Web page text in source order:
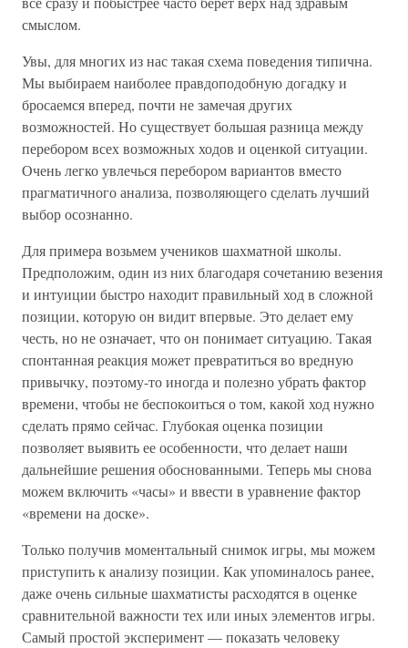
смыслом.
Увы, для многих из нас такая схема поведения типична.
Мы выбираем наиболее правдоподобную догадку и
бросаемся вперед, почти не замечая других
возможностей. Но существует большая разница между
перебором всех возможных ходов и оценкой ситуации.
Очень легко увлечься перебором вариантов вместо
прагматичного анализа, позволяющего сделать лучший
выбор осознанно.
Для примера возьмем учеников шахматной школы.
Предположим, один из них благодаря сочетанию везения
и интуиции быстро находит правильный ход в сложной
позиции, которую он видит впервые. Это делает ему
честь, но не означает, что он понимает ситуацию. Такая
спонтанная реакция может превратиться во вредную
привычку, поэтому-то иногда и полезно убрать фактор
времени, чтобы не беспокоиться о том, какой ход нужно
сделать прямо сейчас. Глубокая оценка позиции
позволяет выявить ее особенности, что делает наши
дальнейшие решения обоснованными. Теперь мы снова
можем включить «часы» и ввести в уравнение фактор
«времени на доске».
Только получив моментальный снимок игры, мы можем
приступить к анализу позиции. Как упоминалось ранее,
даже очень сильные шахматисты расходятся в оценке
сравнительной важности тех или иных элементов игры.
Самый простой эксперимент — показать человеку